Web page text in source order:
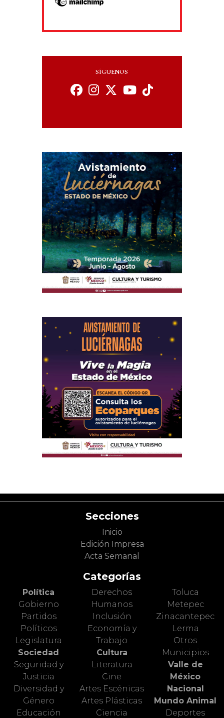
SÍGUENOS
Secciones
Inicio
Edición Impresa
Acta Semanal
Categorías
Política
Gobierno
Partidos
Políticos
Legislatura
Sociedad
Seguridad y
Justicia
Diversidad y
Género
Educación
Derechos
Humanos
Inclusión
Economía y
Trabajo
Cultura
Literatura
Cine
Artes Escénicas
Artes Plásticas
Ciencia
Toluca
Metepec
Zinacantepec
Lerma
Otros
Municipios
Valle de
México
Nacional
Mundo Animal
Deportes